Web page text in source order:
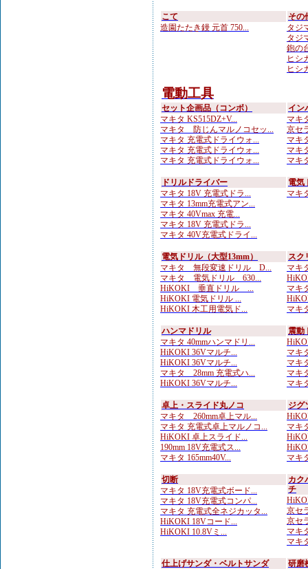
こて
造園たたき鏝 元首 750...
その
タジ
タジ
鉋の
ヒシ
ヒシ
電動工具
セット企画品（コンボ）
マキタ KS515DZ+V...
マキタ 防じんマルノコセッ...
マキタ 充電式ドライウォ...
マキタ 充電式ドライウォ...
マキタ 充電式ドライウォ...
イン
マキ
京セ
マキ
マキ
マキ
ドリルドライバー
マキタ 18V 充電式ドラ...
マキタ 13mm充電式アン...
マキタ 40Vmax 充電...
マキタ 18V 充電式ドラ...
マキタ 40V充電式ドライ...
電気
マキ
電気ドリル（大型13mm）
マキタ 無段変速ドリル D...
マキタ 電気ドリル 630...
HiKOKI 垂直ドリル ...
HiKOKI 電気ドリル ...
HiKOKI 木工用電気ド...
スク
マキ
マキ
マキ
ハンマドリル
マキタ 40mmハンマドリ...
HiKOKI 36Vマルチ...
HiKOKI 36Vマルチ...
マキタ 28mm 充電式ハ...
HiKOKI 36Vマルチ...
震動
マキ
マキ
マキ
マキ
卓上・スライド丸ノコ
マキタ 260mm卓上マル...
マキタ 充電式卓上マルノコ...
HiKOKI 卓上スライド...
190mm 18V充電式ス...
マキタ 165mm40V...
ジグ
マキ
マキ
切断
マキタ 18V充電式ボード...
マキタ 18V充電式コンパ...
マキタ 充電式全ネジカッタ...
HiKOKI 18Vコード...
HiKOKI 10.8Vミ...
カク
チ
京セ
京セ
マキ
マキ
仕上げサンダ・ベルトサンダ
研磨